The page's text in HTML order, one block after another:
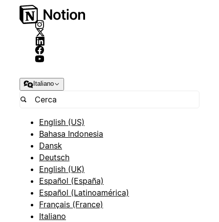
Italiano
English (US)
Bahasa Indonesia
Dansk
Deutsch
English (UK)
Español (España)
Español (Latinoamérica)
Français (France)
Italiano